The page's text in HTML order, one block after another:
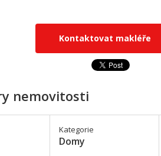
Kontaktovat makléře
nemovitosti
Kategorie
Domy